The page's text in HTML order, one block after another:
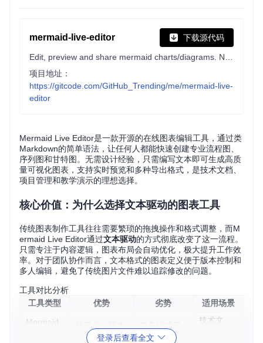
mermaid-live-editor 下载源代码
项目地址：
https://gitcode.com/GitHub_Trending/me/mermaid-live-
editor
Mermaid Live Editor是一款开源的在线图表编辑工具，通过类
Markdown的简单语法，让任何人都能快速创建专业流程图、
序列图和甘特图。无需设计经验，只需编写文本即可生成高质
量可视化图表，支持实时预览和多种导出格式，是技术文档、
项目管理和教学演示的理想选择。
核心价值：为什么选择文本驱动的图表工具
传统图表制作工具往往需要繁琐的拖拽操作和格式调整，而M
ermaid Live Editor通过文本驱动的方式彻底改变了这一流程。
只需专注于内容逻辑，图表布局会自动优化，极大提升工作效
率。对于团队协作而言，文本格式的图表定义便于版本控制和
多人编辑，避免了传统图片文件难以追踪修改的问题。
工具对比分析
工具类型
优势 劣势
适用场景
Mermaid
可控、跨平台
学习语法
技术文
登录后查看全文